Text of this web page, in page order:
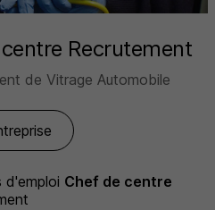
Recrutement
de Vitrage Automobile
d'emploi Chef de centre